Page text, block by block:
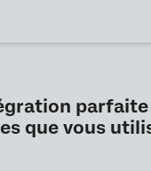
parfaite
que vous